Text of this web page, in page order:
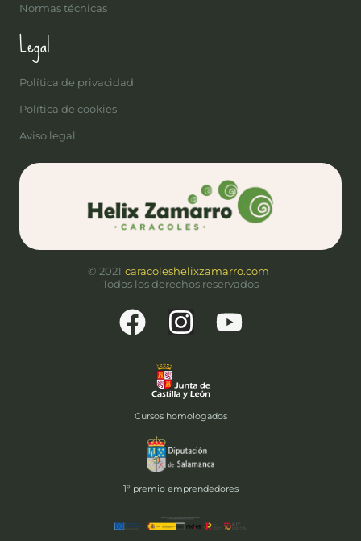
Normas técnicas
Legal
Política de privacidad
Política de cookies
Aviso legal
Cursos homologados
1º premio emprendedores
© 2021 caracoleshelixzamarro.com
Todos los derechos reservados